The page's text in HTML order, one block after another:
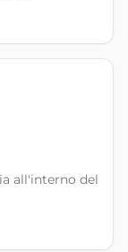
all'interno del